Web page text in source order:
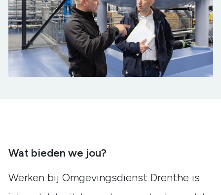
Wat bieden we jou?
Werken bij Omgevingsdienst Drenthe is